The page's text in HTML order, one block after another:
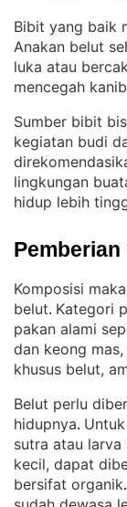
Bibit yang baik
Anakan belut
luka atau
mencegah
Sumber bibit
kegiatan budi
lingkungan
hidup lebih
Komposisi
belut. Kategori
pakan alami
dan keong
khusus belut,
Belut perlu
hidupnya.
sutra atau larva
kecil, dapat
bersifat organik.